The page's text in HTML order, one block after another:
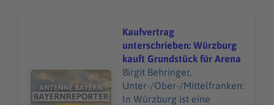
Audiotitel - Kaufvertrag unterschrieben: Würzburg
Kaufvertrag
unterschrieben: Würzburg
kauft Grundstück für Arena
Birgit Behringer,
Unter-/Ober-/Mittelfranken:
In Würzburg ist eine